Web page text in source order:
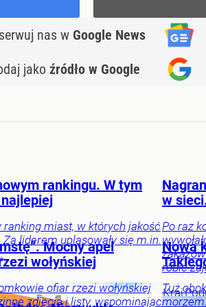
nas w Google News
jako źródło w Google
rankingu. W tym
ranking miast, w których jakość
liderem uplasowały się m.in.
w
Po raz
robić
Kraj
Mocny apel
wołyńskiej
ofiar rzezi wołyńskiej
zdjęcia i listy, wspominając
Nowa
Tuż